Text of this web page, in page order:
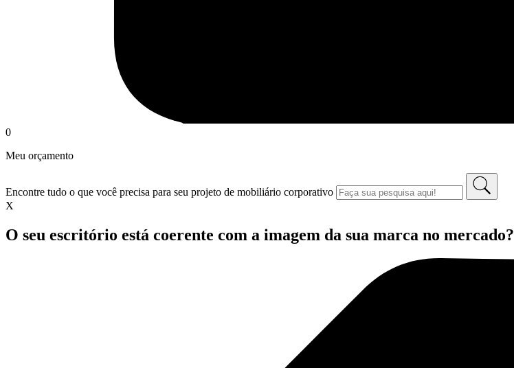
0
Meu orçamento
Encontre tudo o que você precisa para seu projeto de mobiliário corporativo
X
O seu escritório está coerente com a imagem da sua marca no mercado?